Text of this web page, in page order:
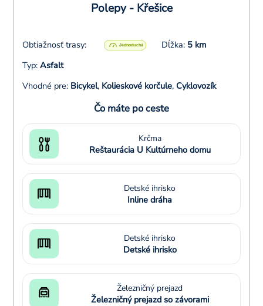
Polepy - Křešice
Obtiažnosť trasy: Dĺžka: 5 km
Typ: Asfalt
Vhodné pre: Bicykel, Kolieskové korčule, Cyklovozík
Čo máte po ceste
Krčma
Reštaurácia U Kultúrneho domu
Detské ihrisko
Inline dráha
Detské ihrisko
Detské ihrisko
Železničný prejazd
Železničný prejazd so závorami